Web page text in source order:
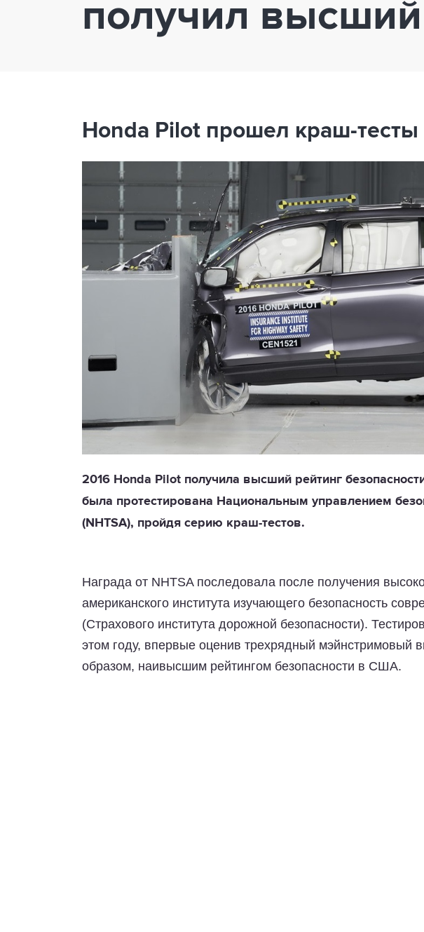
получил высший
Honda Pilot прошел краш-
2016 Honda Pilot получила высший рейтинг
была протестирована Национальным управлением
(NHTSA), пройдя серию краш-тестов.
Награда от NHTSA последовала после получения
американского института изучающего безопасность
(Страхового института дорожной безопасности).
этом году, впервые оценив трехрядный мэйнстримовый
образом, наивысшим рейтингом безопасности в США.